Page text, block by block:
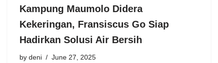
Kampung Maumolo Didera
Kekeringan, Fransiscus Go Siap
Hadirkan Solusi Air Bersih
by deni June 27, 2025